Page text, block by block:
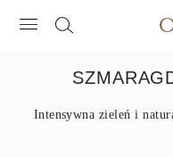
Intensywna zieleń i